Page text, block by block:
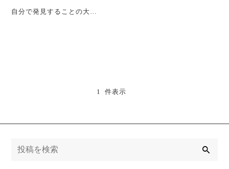
自分で発見することの大切
1 件表示